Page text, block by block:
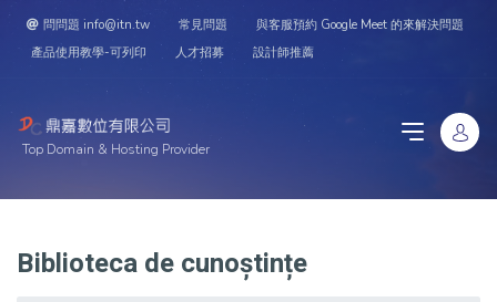
問問題 info@itn.tw 常見問題
與客服預約 Google Meet 的來解決問題
產品使用教學-可列印
人才招募 設計師推薦
Top Domain & Hosting Provider
Biblioteca de cunoștințe